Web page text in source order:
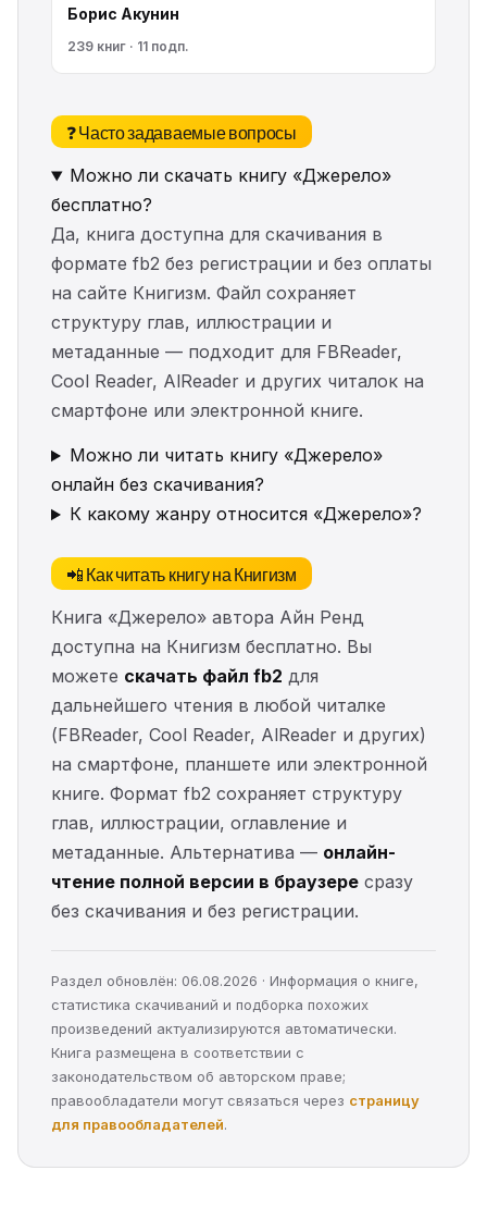
Борис Акунин
239 книг · 11 подп.
❓ Часто задаваемые вопросы
Можно ли скачать книгу «Джерело»
бесплатно?
Да, книга доступна для скачивания в
формате fb2 без регистрации и без оплаты
на сайте Книгизм. Файл сохраняет
структуру глав, иллюстрации и
метаданные — подходит для FBReader,
Cool Reader, AlReader и других читалок на
смартфоне или электронной книге.
Можно ли читать книгу «Джерело»
онлайн без скачивания?
К какому жанру относится «Джерело»?
📲 Как читать книгу на Книгизм
Книга «Джерело» автора Айн Ренд
доступна на Книгизм бесплатно. Вы
можете скачать файл fb2 для
дальнейшего чтения в любой читалке
(FBReader, Cool Reader, AlReader и других)
на смартфоне, планшете или электронной
книге. Формат fb2 сохраняет структуру
глав, иллюстрации, оглавление и
метаданные. Альтернатива — онлайн-
чтение полной версии в браузере сразу
без скачивания и без регистрации.
Раздел обновлён: 06.08.2026 · Информация о книге,
статистика скачиваний и подборка похожих
произведений актуализируются автоматически.
Книга размещена в соответствии с
законодательством об авторском праве;
правообладатели могут связаться через страницу
для правообладателей.